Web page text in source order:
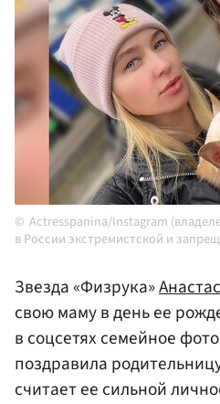
Actresspanina/Instagram
в России экстремистской и
Звезда «Физрука»
свою маму в день ее
в соцсетях семейное
поздравила
считает ее сильной